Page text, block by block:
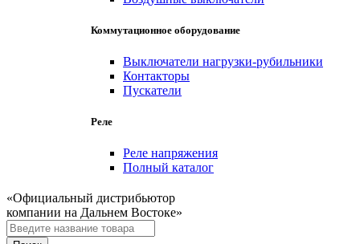
Коммутационное оборудование
Выключатели нагрузки-рубильники
Контакторы
Пускатели
Реле
Реле напряжения
Полный каталог
«Официальный дистрибьютор
компании на Дальнем Востоке»